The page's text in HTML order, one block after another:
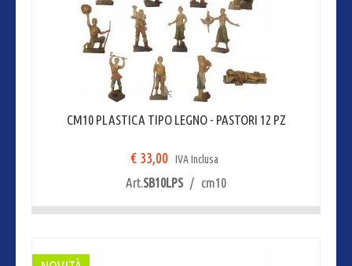
CM10 PLASTICA TIPO LEGNO - PASTORI 12 PZ
€ 33,00 IVA Inclusa
Art.SB10LPS/ cm10